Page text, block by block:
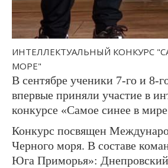
ИНТЕЛЛЕКТУАЛЬНЫЙ КОНКУРС
МОРЕ"
В сентябре ученики 7-го и 8-
впервые приняли участие в
конкурсе «Самое синее в
Конкурс посвящен
Черного моря. В составе
Юга Приморья»: